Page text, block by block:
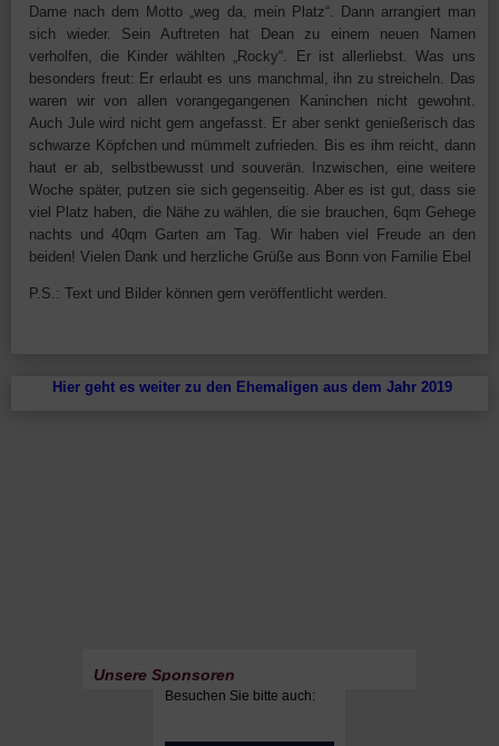
Dame nach dem Motto „weg da, mein Platz“. Dann arrangiert man
sich wieder. Sein Auftreten hat Dean zu einem neuen Namen
verholfen, die Kinder wählten „Rocky“. Er ist allerliebst. Was uns
besonders freut: Er erlaubt es uns manchmal, ihn zu streicheln. Das
waren wir von allen vorangegangenen Kaninchen nicht gewohnt.
Auch Jule wird nicht gern angefasst. Er aber senkt genießerisch das
schwarze Köpfchen und mümmelt zufrieden. Bis es ihm reicht, dann
haut er ab, selbstbewusst und souverän. Inzwischen, eine weitere
Woche später, putzen sie sich gegenseitig. Aber es ist gut, dass sie
viel Platz haben, die Nähe zu wählen, die sie brauchen, 6qm Gehege
nachts und 40qm Garten am Tag. Wir haben viel Freude an den
beiden! Vielen Dank und herzliche Grüße aus Bonn von Familie Ebel
P.S.: Text und Bilder können gern veröffentlicht werden.
Hier geht es weiter zu den Ehemaligen aus dem Jahr 2019
Unsere Sponsoren
Besuchen Sie bitte auch: